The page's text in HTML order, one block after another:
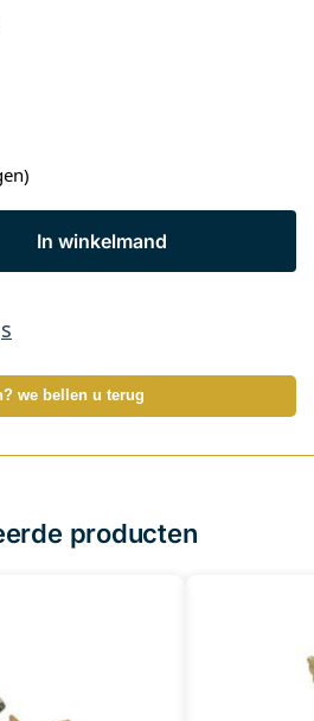
In winkelmand
we bellen u terug
producten